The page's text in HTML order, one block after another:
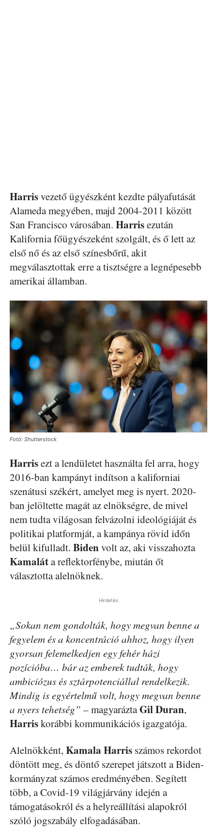
Harrisvezető ügyészként kezdte pályafutását
Alameda megyében, majd 2004-2011 között
San Francisco városában. Harrisezután
Kalifornia főügyészeként szolgált, és ő lett az
első nő és az első színesbőrű, akit
megválasztottak erre a tisztségre a legnépesebb
amerikai államban.
Fotó: Shutterstock
Harrisezt a lendületet használta fel arra, hogy
2016-ban kampányt indítson a kaliforniai
szenátusi székért, amelyet meg is nyert. 2020-
ban jelöltette magát az elnökségre, de mivel
nem tudta világosan felvázolni ideológiáját és
politikai platformját, a kampánya rövid időn
belül kifulladt. Bidenvolt az, aki visszahozta
Kamaláta reflektorfénybe, miután őt
választotta alelnöknek.
Hirdetés
„Sokan nem gondolták, hogy megvan benne a
fegyelem és a koncentráció ahhoz, hogy ilyen
gyorsan felemelkedjen egy fehér házi
pozícióba… bár az emberek tudták, hogy
ambiciózus és sztárpotenciállal rendelkezik.
Mindig is egyértelmű volt, hogy megvan benne
a nyers tehetség” – magyaráztaGil Duran,
Harriskorábbi kommunikációs igazgatója.
Alelnökként, Kamala Harris számos rekordot
döntött meg, és döntő szerepet játszott a Biden-
kormányzat számos eredményében. Segített
több, a Covid-19 világjárvány idején a
támogatásokról és a helyreállítási alapokról
szóló jogszabály elfogadásában.